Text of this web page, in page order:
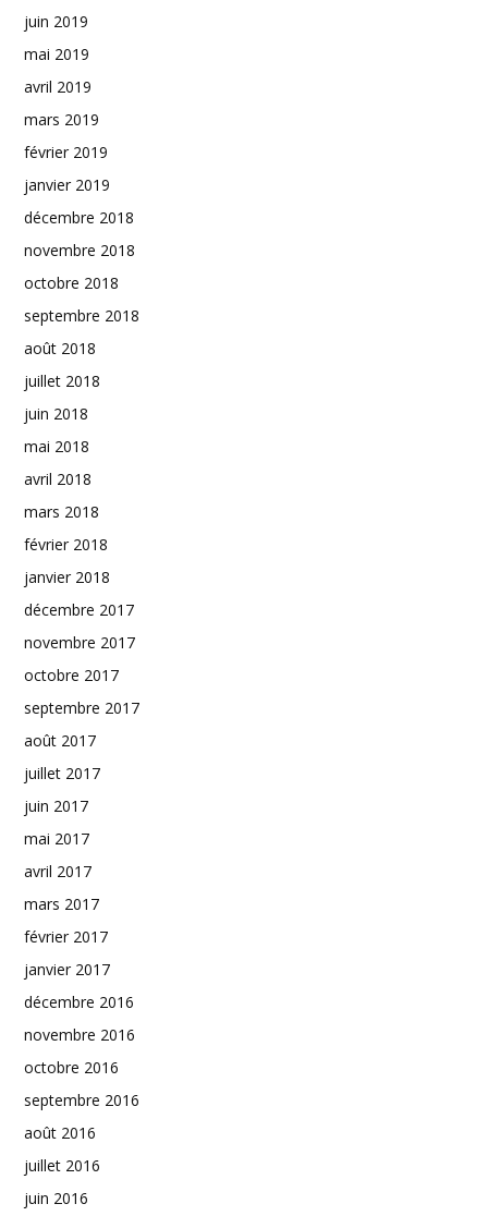
juin 2019
mai 2019
avril 2019
mars 2019
février 2019
janvier 2019
décembre 2018
novembre 2018
octobre 2018
septembre 2018
août 2018
juillet 2018
juin 2018
mai 2018
avril 2018
mars 2018
février 2018
janvier 2018
décembre 2017
novembre 2017
octobre 2017
septembre 2017
août 2017
juillet 2017
juin 2017
mai 2017
avril 2017
mars 2017
février 2017
janvier 2017
décembre 2016
novembre 2016
octobre 2016
septembre 2016
août 2016
juillet 2016
juin 2016